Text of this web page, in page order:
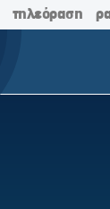
τηλεόραση